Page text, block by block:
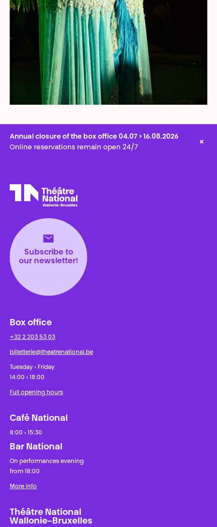
Annual closure of the box office 04.07 > 16.08.2026
Online reservations remain open 24/7
×
Subscribe to
our newsletter!
Box office
+32 2 203 53 03
billetterie@theatrenational.be
Tuesday › Friday
14:00 › 18:00
Full opening hours
Café National
8:00 › 15:30
Bar National
On performances evening
from 18:00
More info
Théâtre National
Wallonie-Bruxelles